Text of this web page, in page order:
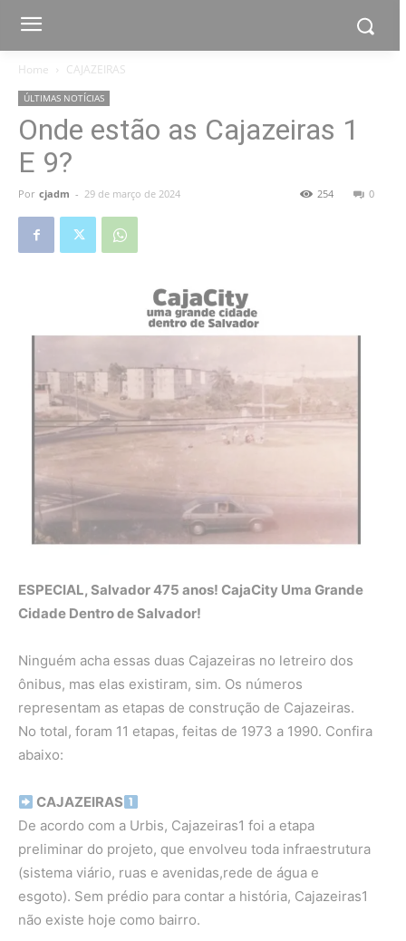
Home CAJAZEIRAS
ÚLTIMAS NOTÍCIAS
Onde estão as Cajazeiras 1
E 9?
Por cjadm - 29 de março de 2024 0
254
ESPECIAL, Salvador 475 anos! CajaCity Uma Grande
Cidade Dentro de Salvador!
Ninguém acha essas duas Cajazeiras no letreiro dos
ônibus, mas elas existiram, sim. Os números
representam as etapas de construção de Cajazeiras.
No total, foram 11 etapas, feitas de 1973 a 1990. Confira
abaixo:
CAJAZEIRAS
De acordo com a Urbis, Cajazeiras1 foi a etapa
preliminar do projeto, que envolveu toda infraestrutura
(sistema viário, ruas e avenidas,rede de água e
esgoto). Sem prédio para contar a história, Cajazeiras1
não existe hoje como bairro.